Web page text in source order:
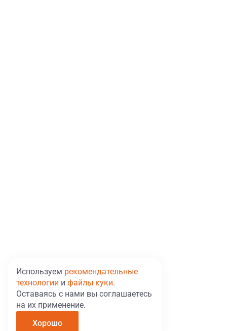
Используем рекомендательные
технологии и файлы куки.
Оставаясь с нами вы соглашаетесь
на их применение.
Хорошо